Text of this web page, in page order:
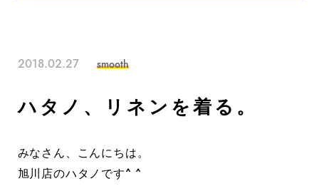
2018.02.27 smooth
ハタノ、リネンを着る。
みなさん、こんにちは。
旭川店のハタノです^ ^